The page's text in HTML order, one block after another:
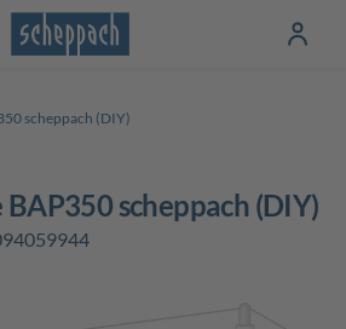
scheppach (DIY)
BAP350 scheppach (DIY)